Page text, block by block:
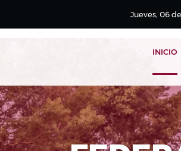
Jueves, 06
INICIO